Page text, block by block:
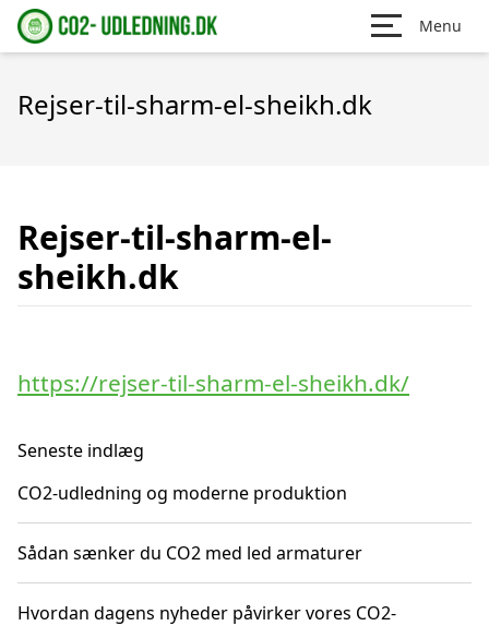
Menu
Rejser-til-sharm-el-sheikh.dk
Rejser-til-sharm-el-
sheikh.dk
https://rejser-til-sharm-el-sheikh.dk/
Seneste indlæg
CO2-udledning og moderne produktion
Sådan sænker du CO2 med led armaturer
Hvordan dagens nyheder påvirker vores CO2-